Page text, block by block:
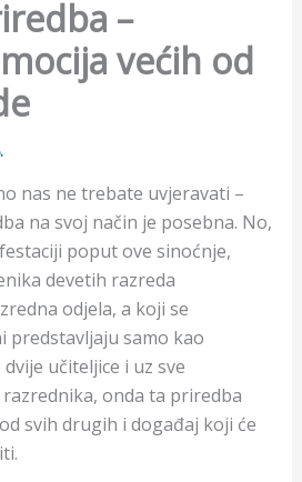
–
većih od
nas ne trebate uvjeravati –
na svoj način je posebna. No,
poput ove sinoćnje,
devetih razreda
odjela, a koji se
predstavljaju samo kao
učiteljice i uz sve
onda ta priredba
svih drugih i događaj koji će